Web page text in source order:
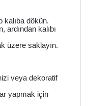
kalıba dökün.
ardından kalıbı
üzere saklayın.
veya dekoratif
yapmak için